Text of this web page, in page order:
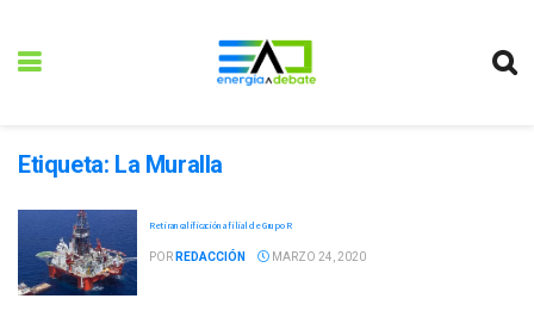
Etiqueta: La Muralla
Retiran calificación a filial de Grupo R
POR REDACCIÓN MARZO 24, 2020